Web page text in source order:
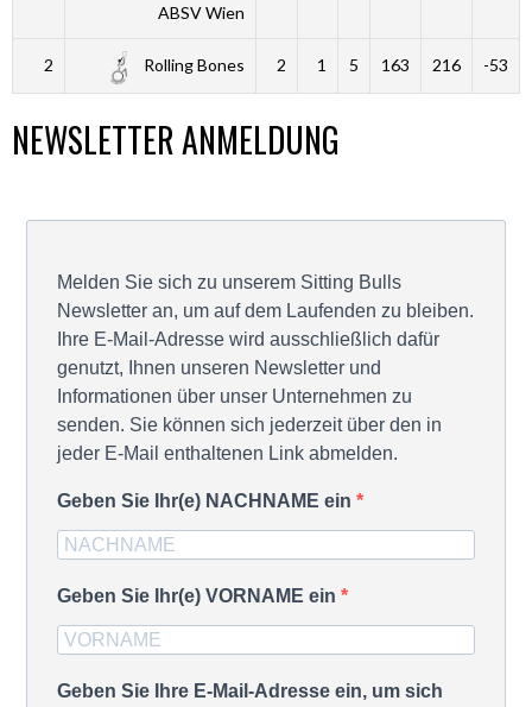
ABSV Wien
2 Rolling Bones 2 1 5 163 216 -53
NEWSLETTER ANMELDUNG
Melden Sie sich zu unserem Sitting Bulls
Newsletter an, um auf dem Laufenden zu bleiben.
Ihre E-Mail-Adresse wird ausschließlich dafür
genutzt, Ihnen unseren Newsletter und
Informationen über unser Unternehmen zu
senden. Sie können sich jederzeit über den in
jeder E-Mail enthaltenen Link abmelden.
Geben Sie Ihr(e) NACHNAME ein
Geben Sie Ihr(e) VORNAME ein
Geben Sie Ihre E-Mail-Adresse ein, um sich